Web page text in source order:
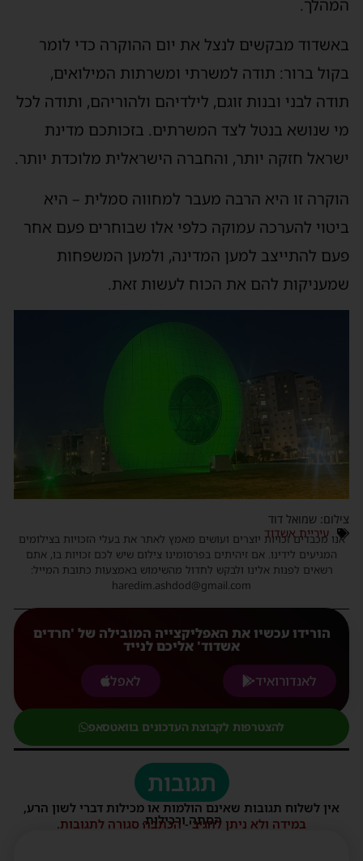
המהלך.
באשדוד מבקשים לנצל את יום ההוקרה כדי לומר
בקול ברור: תודה למשרתי ומשרתות המילואים,
תודה לבני ובנות זוגם, לילדיהם ולהוריהם, ותודה לכל
מי שנושא בנטל לצד המשרתים. בזכותכם מדינת
ישראל חזקה יותר, והחברה הישראלית מלוכדת יותר.
הוקרה זו היא הרבה מעבר למחווה סמלית – היא
ביטוי להערכה עמוקה כלפי אלו שבוחרים פעם אחר
פעם להתייצב למען המדינה, ולמען המשפחות
שמעניקות להם את הכוח לעשות זאת.
צילום: שמואל דוד
עיריית אשדוד
אנו מכבדים זכויות יוצרים ועושים מאמץ לאתר את בעלי הזכויות בצילומים
המגיעים לידינו. אם זיהיתים בפרסומינו צילום שיש לכם זכויות בו, אתם
רשאים לפנות אלינו ולבקש לחדול מהשימוש באמצעות כתובת המייל:
haredim.ashdod@gmail.com
הורידו עכשיו את האפליקצייה המובילה של 'חרדים
אשדוד' אליכם לנייד
לאנדורואיד
לאפל
להצטרפות לקבוצת העדכונים בוואטסאפ
תגובות
אין לשלוח תגובות שאינם הולמות או מכילות דברי לשון הרע,
הסתה ורכילות.
במידה ולא ניתן להגיב - הכתבה סגורה לתגובות.